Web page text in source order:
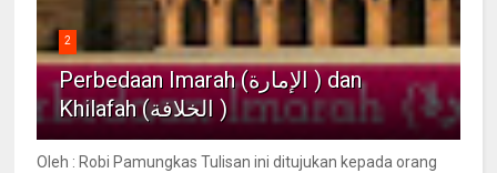
2
Perbedaan Imarah (الإمارة ) dan
Khilafah (الخلافة )
Oleh : Robi Pamungkas Tulisan ini ditujukan kepada orang